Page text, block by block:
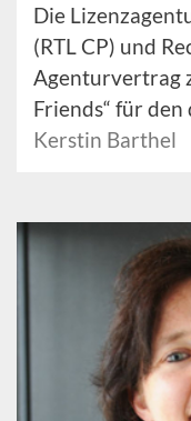
Die
(RTL CP) und
Agenturvertrag
Friends“ für den
Kerstin Barthel